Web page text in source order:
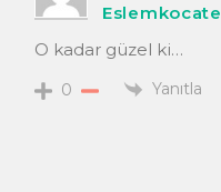
O kadar güzel ki…
0 Yanıtla